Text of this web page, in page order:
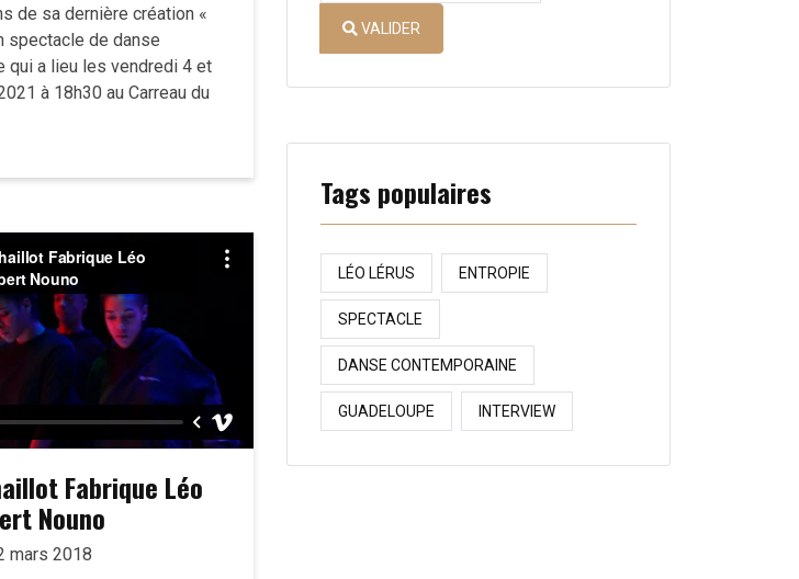
de sa dernière création «
spectacle de danse
qui a lieu les vendredi 4 et
à 18h30 au Carreau du
Fabrique Léo
Nouno
mars 2018
VALIDER
Tags populaires
LÉO LÉRUS ENTROPIE
SPECTACLE
DANSE CONTEMPORAINE
GUADELOUPE INTERVIEW